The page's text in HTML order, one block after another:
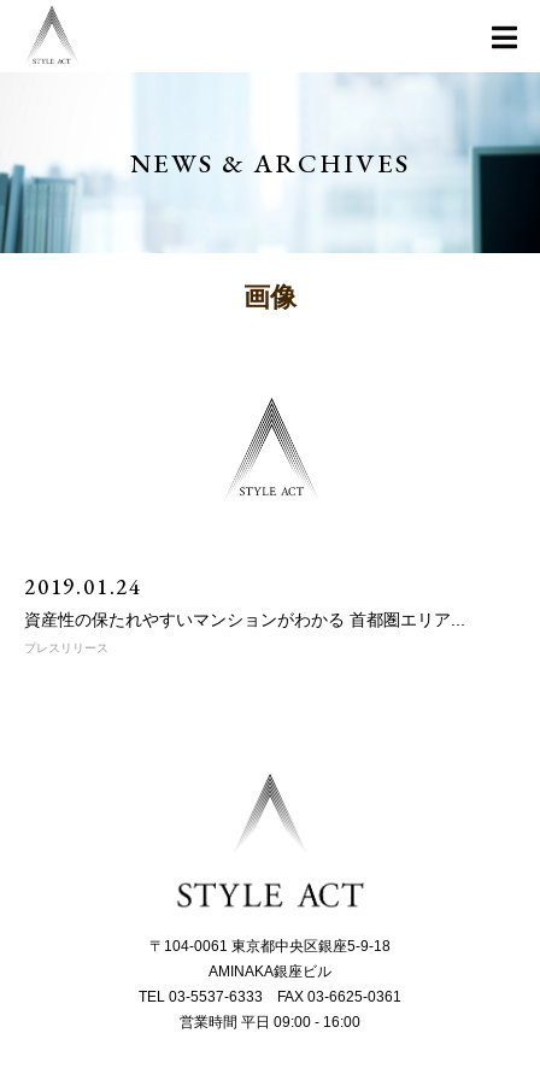
NEWS & ARCHIVES
画像
2019.01.24
資産性の保たれやすいマンションがわかる 首都圏エリア...
プレスリリース
〒104-0061 東京都中央区銀座5-9-18
AMINAKA銀座ビル
TEL 03-5537-6333 FAX 03-6625-0361
営業時間 平日 09:00 - 16:00